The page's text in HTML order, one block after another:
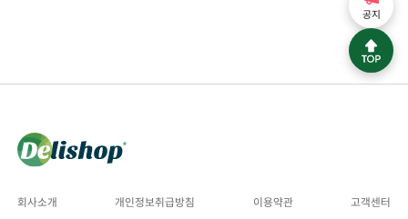
회사소개 개인정보취급방침 이용약관 고객센터
공지